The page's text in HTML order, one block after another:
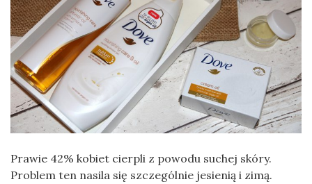
Prawie 42% kobiet cierpli z powodu suchej skóry.
Problem ten nasila się szczególnie jesienią i zimą.